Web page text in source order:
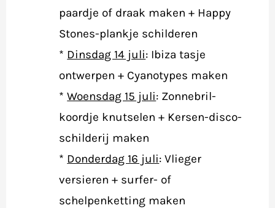
paardje of draak maken + Happy
Stones-plankje schilderen
* Dinsdag 14 juli: Ibiza tasje
ontwerpen + Cyanotypes maken
*Woensdag 15 juli: Zonnebril-
koordje knutselen + Kersen-disco-
schilderij maken
* Donderdag 16 juli: Vlieger
versieren + surfer- of
schelpenketting maken